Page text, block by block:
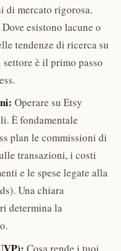
di mercato rigorosa.
esistono lacune o
tendenze di ricerca su
è il primo passo
Operare su Etsy
È fondamentale
plan le commissioni di
transazioni, i costi
e le spese legate alla
Una chiara
determina la